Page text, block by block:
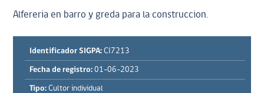
Alfereria en barro y greda para la construccion.
Identificador SIGPA: CI7213
Fecha de registro: 01-06-2023
Tipo: Cultor individual